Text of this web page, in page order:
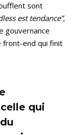
sont
est tendance”,
gouvernance
end qui finit
qui